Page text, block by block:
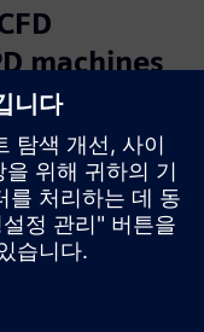
machines
를 사용하면 스크
전식 PD 머신의 효
.